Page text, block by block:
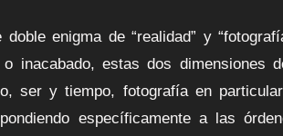
enigma de “realidad” y
inacabado, estas dos dimensiones
ser y tiempo, fotografía en
específicamente a las